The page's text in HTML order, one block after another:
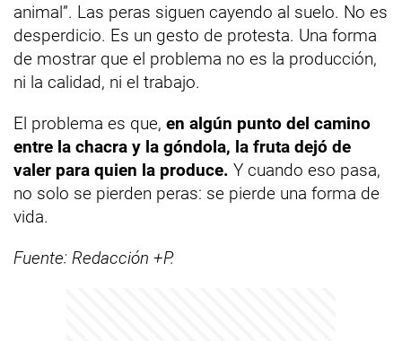
animal”. Las peras siguen cayendo al suelo. No es
desperdicio. Es un gesto de protesta. Una forma
de mostrar que el problema no es la producción,
ni la calidad, ni el trabajo.
El problema es que, en algún punto del camino
entre la chacra y la góndola, la fruta dejó de
valer para quien la produce. Y cuando eso pasa,
no solo se pierden peras: se pierde una forma de
vida.
Fuente: Redacción +P.